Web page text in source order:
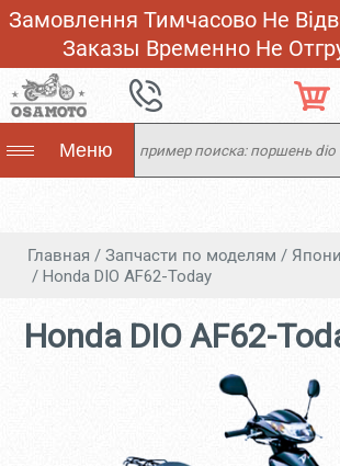
Замовлення Тимчасово Не
Заказы Временно Не
Меню
Главная / Запчасти по моделям /
/ Honda DIO AF62-Today
Honda DIO AF62-